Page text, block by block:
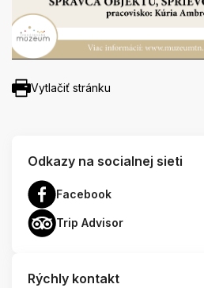
Vytlačiť stránku
Odkazy na socialnej sieti
Facebook
Trip Advisor
Rýchly kontakt